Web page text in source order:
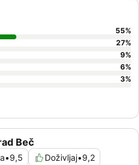
Beč
•9,5 Doživljaj•9,2
55%
27%
9%
6%
3%